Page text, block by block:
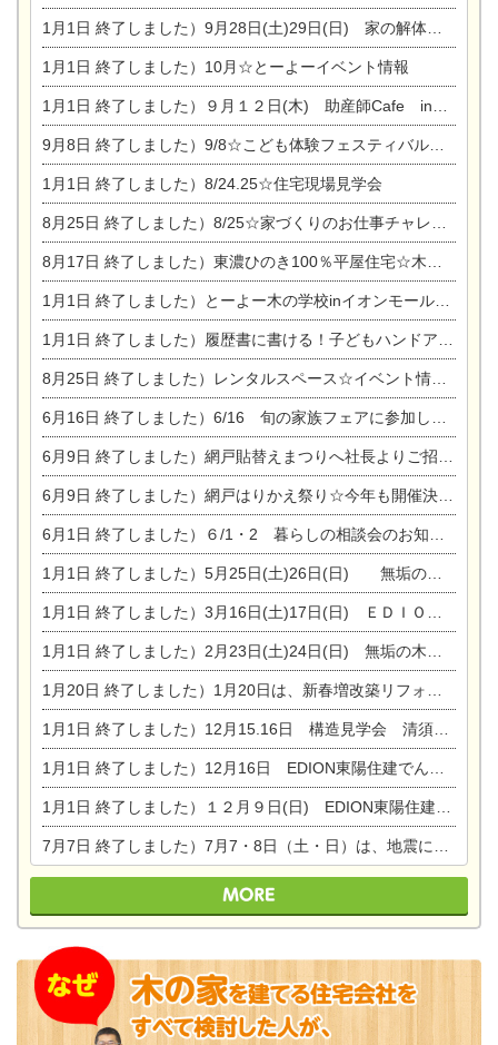
1月1日 終了しました）9月28日(土)29日(日) 家の解体なんでも相談会
1月1日 終了しました）10月☆とーよーイベント情報
1月1日 終了しました）９月１２日(木) 助産師Cafe in東陽住建
9月8日 終了しました）9/8☆こども体験フェスティバル☆一宮市民会館
1月1日 終了しました）8/24.25☆住宅現場見学会
8月25日 終了しました）8/25☆家づくりのお仕事チャレンジ
8月17日 終了しました）東濃ひのき100％平屋住宅☆木の家完成見学会
1月1日 終了しました）とーよー木の学校inイオンモール木曽川
1月1日 終了しました）履歴書に書ける！子どもハンドアロマ講座☆
8月25日 終了しました）レンタルスペース☆イベント情報☆チャイルドアロマセラピスト
6月16日 終了しました）6/16 旬の家族フェアに参加します☆
6月9日 終了しました）網戸貼替えまつりへ社長よりご招待です♪
6月9日 終了しました）網戸はりかえ祭り☆今年も開催決定！
6月1日 終了しました）６/1・2 暮らしの相談会のお知らせ
1月1日 終了しました）5月25日(土)26日(日) 無垢の木の家体感見学会開催☆
1月1日 終了しました）3月16日(土)17日(日) ＥＤＩＯＮ東陽住建でんき館 総決算まつり
1月1日 終了しました）2月23日(土)24日(日) 無垢の木の家 完成見学会
1月20日 終了しました）1月20日は、新春増改築リフォームまつり＆家の修理祭り＆家電まつりです。
1月1日 終了しました）12月15.16日 構造見学会 清須市西枇杷島町弁天
1月1日 終了しました）12月16日 EDION東陽住建でんき OPEN第二弾イベント！！
1月1日 終了しました）１２月９日(日) EDION東陽住建でんき館プレＯＰＥＮ！＆家の修理まつり
7月7日 終了しました）7月7・8日（土・日）は、地震に強くて安心！暮らしを楽しむ東濃ひのきの平屋の家体験見学会を開催します。ぜひお越しください。